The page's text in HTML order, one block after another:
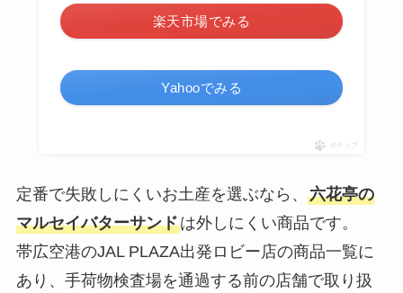
楽天市場でみる
Yahooでみる
ポチップ
定番で失敗しにくいお土産を選ぶなら、 六花亭の
マルセイバターサンドは外しにくい商品です。
帯広空港のJAL PLAZA出発ロビー店の商品一覧に
あり、手荷物検査場を通過する前の店舗で取り扱